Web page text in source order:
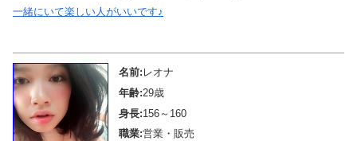
一緒にいて楽しい人がいいです♪
名前: レオナ
年齢:29歳
身長:156～160
職業:営業・販売